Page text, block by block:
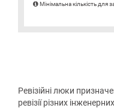
Мінімальна кількість для
Ревізійні люки
ревізії різних